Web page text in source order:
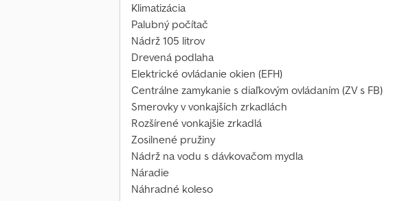
Klimatizácia
Palubný počítač
Nádrž 105 litrov
Drevená podlaha
Elektrické ovládanie okien (EFH)
Centrálne zamykanie s diaľkovým ovládaním (ZV s FB)
Smerovky v vonkajších zrkadlách
Rozšírené vonkajšie zrkadlá
Zosilnené pružiny
Nádrž na vodu s dávkovačom mydla
Náradie
Náhradné koleso